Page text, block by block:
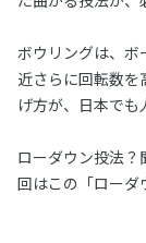
ボウリングは、ボ
近さらに回転数
げ方が、日本でも
ローダウン投法
回はこの「ローダ